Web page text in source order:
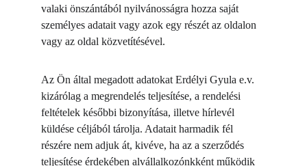
valaki önszántából nyilvánosságra hozza saját
személyes adatait vagy azok egy részét az oldalon
vagy az oldal közvetítésével.
Az Ön által megadott adatokat Erdélyi Gyula e.v.
kizárólag a megrendelés teljesítése, a rendelési
feltételek későbbi bizonyítása, illetve hírlevél
küldése céljából tárolja. Adatait harmadik fél
részére nem adjuk át, kivéve, ha az a szerződés
teljesítése érdekében alvállalkozónkként működik